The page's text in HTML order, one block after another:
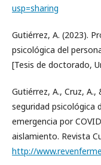
usp=sharing
Gutiérrez, A. (2023).
psicológica del
[Tesis de doctorado,
Gutiérrez, A., Cruz, A.,
seguridad psicológica
emergencia por
aislamiento. Revista
http://